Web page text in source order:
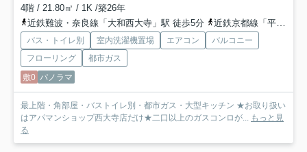
4階 / 21.80㎡ / 1K /築26年
近鉄難波・奈良線「大和西大寺」駅 徒歩5分
近鉄京都線「平城」駅 徒歩15分
バス・トイレ別 室内洗濯機置場 エアコン
バルコニー
フローリング
都市ガス
敷0 パノラマ
最上階・角部屋・バストイレ別・都市ガス・大型キッチン ★お取り扱い
はアパマンショップ西大寺店だけ★二口以上のガスコンロが... もっと見
る